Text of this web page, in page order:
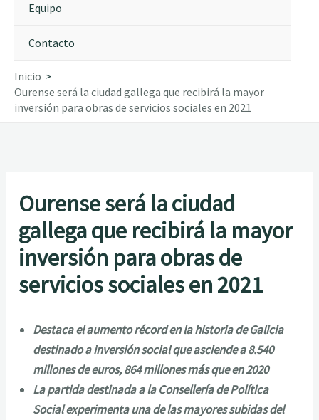
Equipo
Contacto
Inicio
Ourense será la ciudad gallega que recibirá la mayor
inversión para obras de servicios sociales en 2021
Ourense será la ciudad
gallega que recibirá la mayor
inversión para obras de
servicios sociales en 2021
Destaca el aumento récord en la historia de Galicia
destinado a inversión social que asciende a 8.540
millones de euros, 864 millones más que en 2020
La partida destinada a la Consellería de Política
Social experimenta una de las mayores subidas del